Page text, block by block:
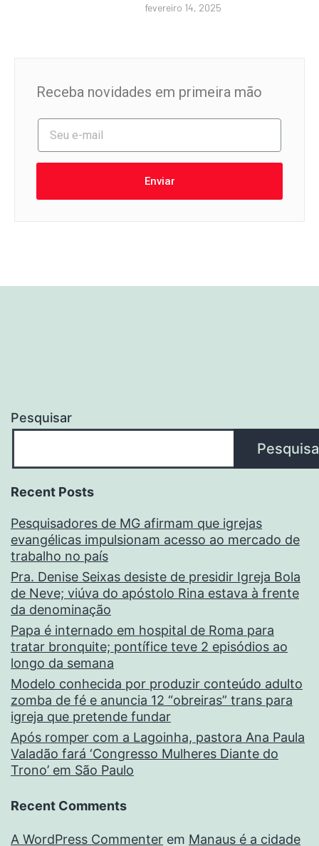
fevereiro 14, 2025
Receba novidades em primeira mão
Enviar
Pesquisar
Recent Posts
Pesquisadores de MG afirmam que igrejas
evangélicas impulsionam acesso ao mercado de
trabalho no país
Pra. Denise Seixas desiste de presidir Igreja Bola
de Neve; viúva do apóstolo Rina estava à frente
da denominação
Papa é internado em hospital de Roma para
tratar bronquite; pontífice teve 2 episódios ao
longo da semana
Modelo conhecida por produzir conteúdo adulto
zomba de fé e anuncia 12 “obreiras” trans para
igreja que pretende fundar
Após romper com a Lagoinha, pastora Ana Paula
Valadão fará ‘Congresso Mulheres Diante do
Trono’ em São Paulo
Recent Comments
A WordPress Commenter em Manaus é a cidade